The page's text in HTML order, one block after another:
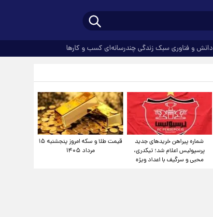
دانش و فناوری سبک زندگیچندرسانه‌ای کسب و کارها
شماره پیراهن خریدهای جدید
پرسپولیس اعلام شد؛ تیکدری،
محبی و سرگیف با اعداد ویژه
قیمت طلا و سکه امروز پنجشنبه ۱۵
مرداد ۱۴۰۵